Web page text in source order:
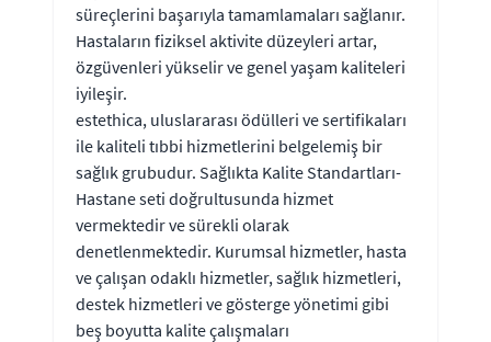
süreçlerini başarıyla tamamlamaları sağlanır.
Hastaların fiziksel aktivite düzeyleri artar,
özgüvenleri yükselir ve genel yaşam kaliteleri
iyileşir.
estethica, uluslararası ödülleri ve sertifikaları
ile kaliteli tıbbi hizmetlerini belgelemiş bir
sağlık grubudur. Sağlıkta Kalite Standartları-
Hastane seti doğrultusunda hizmet
vermektedir ve sürekli olarak
denetlenmektedir. Kurumsal hizmetler, hasta
ve çalışan odaklı hizmetler, sağlık hizmetleri,
destek hizmetleri ve gösterge yönetimi gibi
beş boyutta kalite çalışmaları